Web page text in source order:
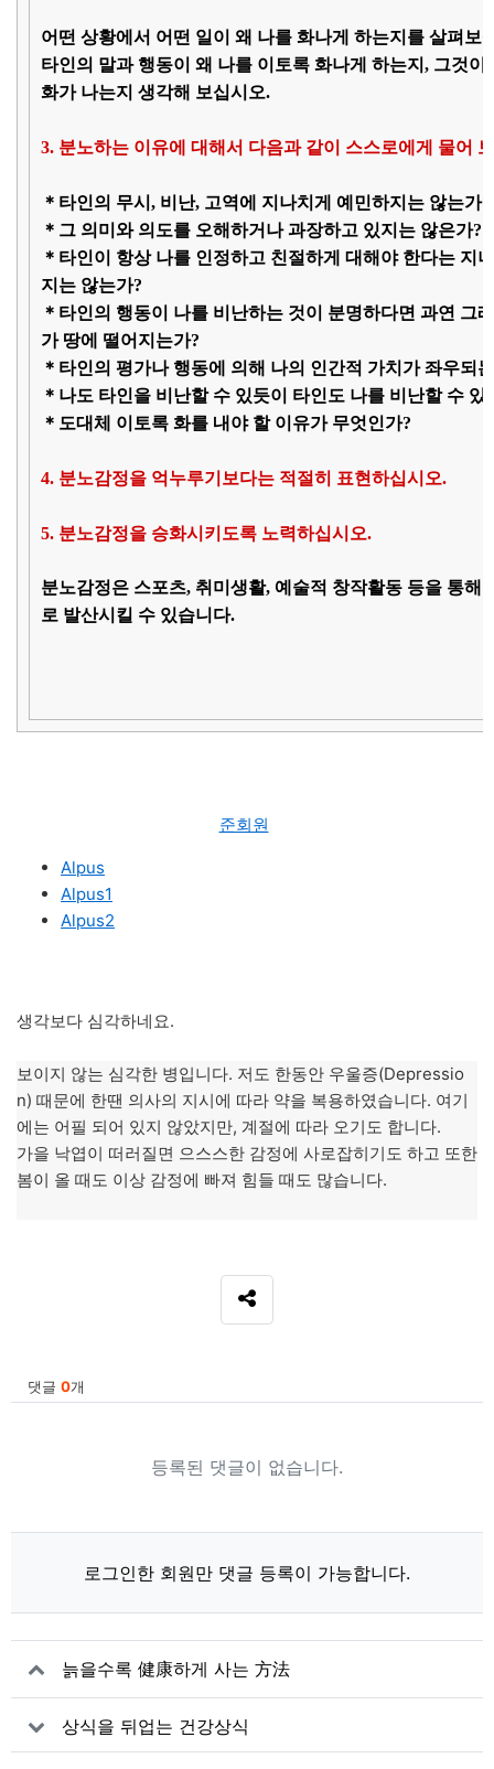
어떤 상황에서 어떤 일이 왜 나를 화나게 하는지를 살펴보
타인의 말과 행동이 왜 나를 이토록 화나게 하는지, 그것이
화가 나는지 생각해 보십시오.
3. 분노하는 이유에 대해서 다음과 같이 스스로에게 물어
＊타인의 무시, 비난, 고역에 지나치게 예민하지는 않는가?
＊그 의미와 의도를 오해하거나 과장하고 있지는 않은가?
＊타인이 항상 나를 인정하고 친절하게 대해야 한다는 지
지는 않는가?
＊타인의 행동이 나를 비난하는 것이 분명하다면 과연 그
가 땅에 떨어지는가?
＊타인의 평가나 행동에 의해 나의 인간적 가치가 좌우되
＊나도 타인을 비난할 수 있듯이 타인도 나를 비난할 수 있
＊도대체 이토록 화를 내야 할 이유가 무엇인가?
4. 분노감정을 억누루기보다는 적절히 표현하십시오.
5. 분노감정을 승화시키도록 노력하십시오.
분노감정은 스포츠, 취미생활, 예술적 창작활동 등을 통해
로 발산시킬 수 있습니다.
준회원
Alpus
Alpus1
Alpus2
생각보다 심각하네요.
보이지 않는 심각한 병입니다. 저도 한동안 우울증(Depressio
n) 때문에 한땐 의사의 지시에 따라 약을 복용하였습니다. 여기
에는 어필 되어 있지 않았지만, 계절에 따라 오기도 합니다.
가을 낙엽이 떠러질면 으스스한 감정에 사로잡히기도 하고 또한
봄이 올 때도 이상 감정에 빠져 힘들 때도 많습니다.
SNS 공유
댓글 0개
등록된 댓글이 없습니다.
로그인한 회원만 댓글 등록이 가능합니다.
늙을수록 健康하게 사는 方法
상식을 뒤업는 건강상식